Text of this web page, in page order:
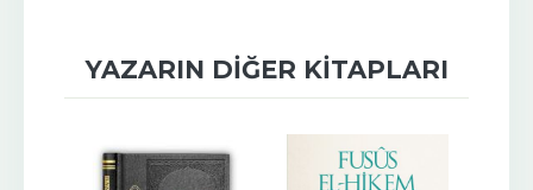
YAZARIN DIĞER KITAPLARI